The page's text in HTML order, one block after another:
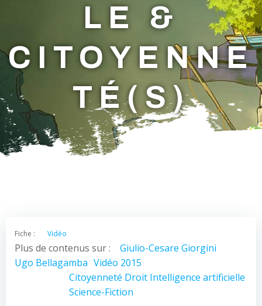
LE &
CITOYENNE
TÉ(S)
Fiche : Vidéo
Plus de contenus sur :
Giulio-Cesare Giorgini
Ugo Bellagamba Vidéo 2015
Citoyenneté Droit Intelligence artificielle
Science-Fiction